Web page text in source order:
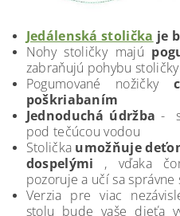
Jedálenská stolička je
Nohy stoličky majú
zabraňujú pohybu stoličky
Pogumované nožičky
poškriabaním
Jednoduchá údržba -
pod tečúcou vodou
Stolička umožňuje
dospelými , vďaka
pozoruje a učí sa správne
Verzia pre viac
stolu bude vaše dieťa